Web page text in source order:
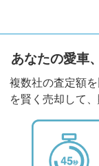
あなたの愛車
複数社の査定額
を賢く売却して